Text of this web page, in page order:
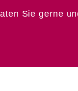
Sie gerne